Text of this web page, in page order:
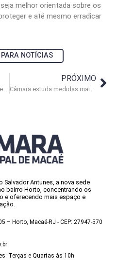
melhor orientada sobre os
e até mesmo erradicar
NOTÍCIAS
PRÓXIMO
Salvador Antunes, a nova sede
bairro Horto, concentrando os
e oferecendo mais espaço e
– Horto, Macaé-RJ - CEP: 27947-570
Terças e Quartas às 10h